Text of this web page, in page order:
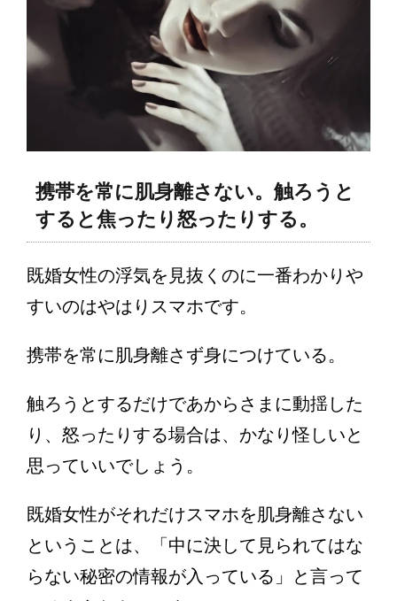
携帯を常に肌身離さない。触ろうと
すると焦ったり怒ったりする。
既婚女性の浮気を見抜くのに一番わかりや
すいのはやはりスマホです。
携帯を常に肌身離さず身につけている。
触ろうとするだけであからさまに動揺した
り、怒ったりする場合は、かなり怪しいと
思っていいでしょう。
既婚女性がそれだけスマホを肌身離さない
ということは、「中に決して見られてはな
らない秘密の情報が入っている」と言って